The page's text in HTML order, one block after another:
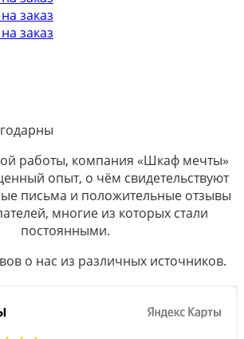
работы, компания «Шкаф мечты»
опыт, о чём свидетельствуют
письма и положительные отзывы
многие из которых стали
постоянными.
о нас из различных источников.